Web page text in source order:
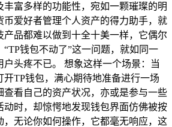
富多样的功能性，宛如一颗璀璨的明
币爱好者管理个人资产的得力助手，就
产品都难以做到十全十美一样，它偶尔
钱包不动了”这一问题，就如同一
头疼不已。 想象这样一个场景：当
TP钱包，满心期待地准备进行一场
查看自己的资产状况，亦或是参与一些
动时，却惊愕地发现钱包界面仿佛被按
，无论你如何操作，它都毫无响应，这